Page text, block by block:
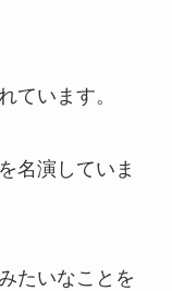
ています。
名演していま
たいなことを